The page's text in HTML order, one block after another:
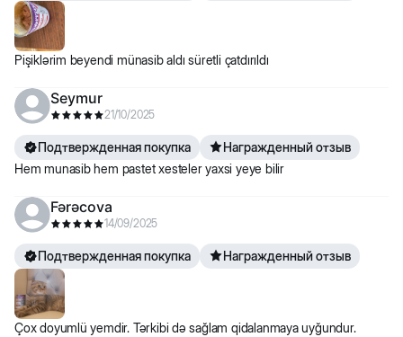
Pişiklərim beyendi münasib aldı süretli çatdırıldı
Seymur
21/10/2025
Подтвержденная покупка
Награжденный отзыв
Hem munasib hem pastet xesteler yaxsi yeye bilir
Fərəcova
14/09/2025
Подтвержденная покупка Награжденный отзыв
Çox doyumlü yemdir. Tərkibi də sağlam qidalanmaya uyğundur.